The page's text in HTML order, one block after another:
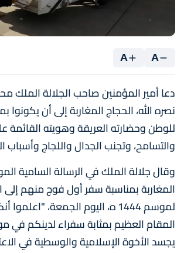
A
A
دعا أمير المؤمنين صاحب الجلالة الملك
نصره الله، الحجاج المغاربة إلى أن يكونوا
للوطن وحضارته العريقة وهويته القائمة
والتسامح، وتجنب الجدال واللجاج وأسباب
وقال جلالة الملك في الرسالة السامية
المغاربة بمناسبة سفر أول فوج منهم إلى
لموسم 1444 ه، اليوم الجمعة،
المقام العظيم بمثابة سفراء لدينكم
يجسد الأخوة الإسلامية والوسطية في